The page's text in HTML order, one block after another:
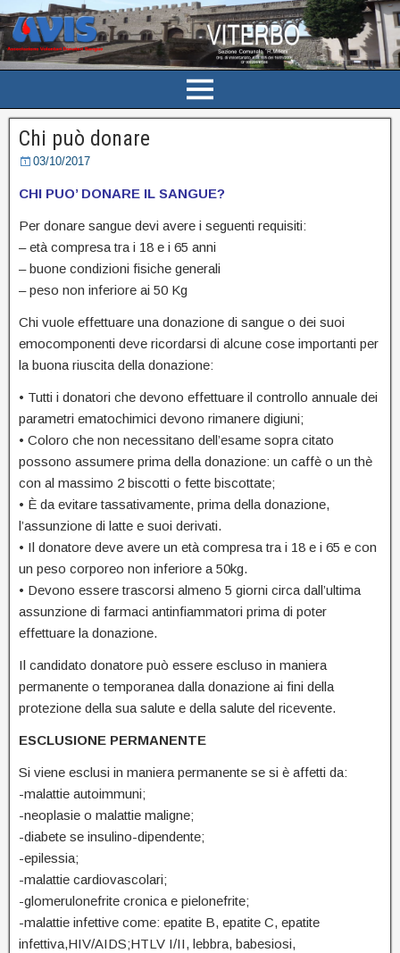
Chi può donare
03/10/2017
CHI PUO’ DONARE IL SANGUE?
Per donare sangue devi avere i seguenti requisiti:
– età compresa tra i 18 e i 65 anni
– buone condizioni fisiche generali
– peso non inferiore ai 50 Kg
Chi vuole effettuare una donazione di sangue o dei suoi
emocomponenti deve ricordarsi di alcune cose importanti per
la buona riuscita della donazione:
• Tutti i donatori che devono effettuare il controllo annuale dei
parametri ematochimici devono rimanere digiuni;
• Coloro che non necessitano dell’esame sopra citato
possono assumere prima della donazione: un caffè o un thè
con al massimo 2 biscotti o fette biscottate;
• È da evitare tassativamente, prima della donazione,
l’assunzione di latte e suoi derivati.
• Il donatore deve avere un età compresa tra i 18 e i 65 e con
un peso corporeo non inferiore a 50kg.
• Devono essere trascorsi almeno 5 giorni circa dall’ultima
assunzione di farmaci antinfiammatori prima di poter
effettuare la donazione.
Il candidato donatore può essere escluso in maniera
permanente o temporanea dalla donazione ai fini della
protezione della sua salute e della salute del ricevente.
ESCLUSIONE PERMANENTE
Si viene esclusi in maniera permanente se si è affetti da:
-malattie autoimmuni;
-neoplasie o malattie maligne;
-diabete se insulino-dipendente;
-epilessia;
-malattie cardiovascolari;
-glomerulonefrite cronica e pielonefrite;
-malattie infettive come: epatite B, epatite C, epatite
infettiva,HIV/AIDS;HTLV I/II, lebbra, babesiosi,